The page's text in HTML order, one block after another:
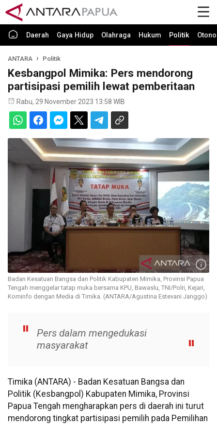
Daerah Gaya Hidup Olahraga Hukum Politik
ANTARA Politik
Kesbangpol Mimika: Pers mendorong
partisipasi pemilih lewat pemberitaan
Rabu, 29 November 2023 13:58 WIB
Badan Kesatuan Bangsa dan Politik Kabupaten Mimika, Provinsi Papua
Tengah menggelar tatap muka bersama KPU, Bawaslu, TNI/Polri, Kejari,
Kominfo dengan Media di Timika. (ANTARA/Agustina Estevani Janggo)
Pers dalam mengedukasi
masyarakat
Timika (ANTARA) - Badan Kesatuan Bangsa dan
Politik (Kesbangpol) Kabupaten Mimika, Provinsi
Papua Tengah mengharapkan pers di daerah ini turut
mendorong tingkat partisipasi pemilih pada Pemilihan